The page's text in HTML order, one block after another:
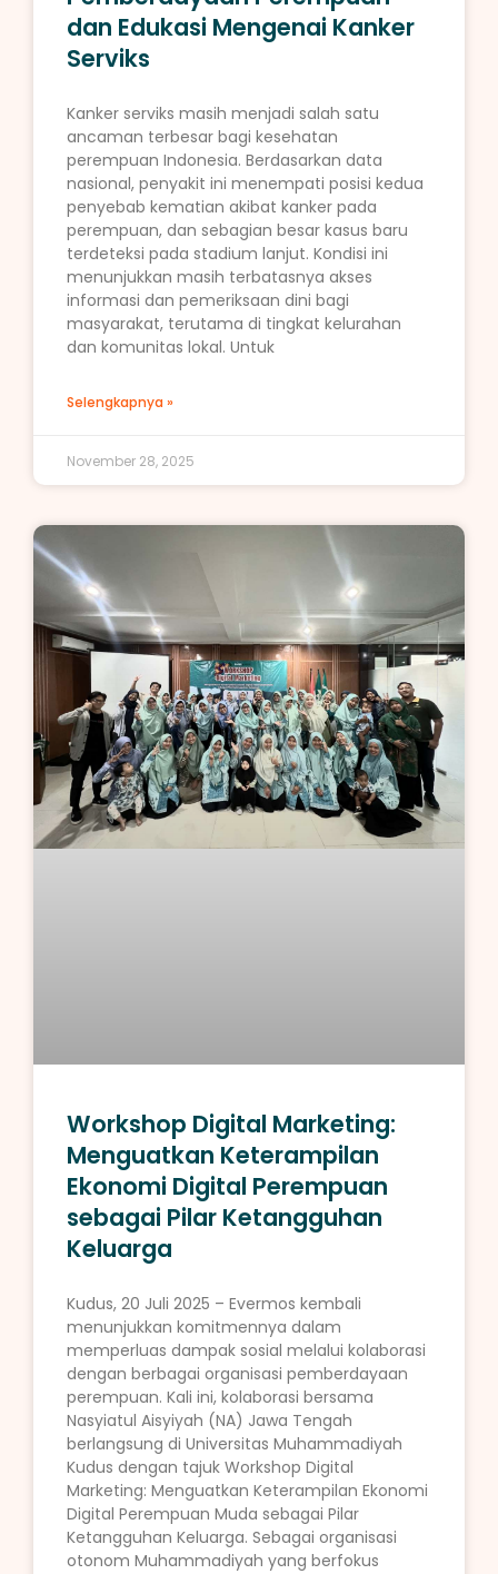
dan Edukasi Mengenai Kanker
Serviks
Kanker serviks masih menjadi salah satu
ancaman terbesar bagi kesehatan
perempuan Indonesia. Berdasarkan data
nasional, penyakit ini menempati posisi kedua
penyebab kematian akibat kanker pada
perempuan, dan sebagian besar kasus baru
terdeteksi pada stadium lanjut. Kondisi ini
menunjukkan masih terbatasnya akses
informasi dan pemeriksaan dini bagi
masyarakat, terutama di tingkat kelurahan
dan komunitas lokal. Untuk
Selengkapnya »
November 28, 2025
Workshop Digital Marketing:
Menguatkan Keterampilan
Ekonomi Digital Perempuan
sebagai Pilar Ketangguhan
Keluarga
Kudus, 20 Juli 2025 – Evermos kembali
menunjukkan komitmennya dalam
memperluas dampak sosial melalui kolaborasi
dengan berbagai organisasi pemberdayaan
perempuan. Kali ini, kolaborasi bersama
Nasyiatul Aisyiyah (NA) Jawa Tengah
berlangsung di Universitas Muhammadiyah
Kudus dengan tajuk Workshop Digital
Marketing: Menguatkan Keterampilan Ekonomi
Digital Perempuan Muda sebagai Pilar
Ketangguhan Keluarga. Sebagai organisasi
otonom Muhammadiyah yang berfokus